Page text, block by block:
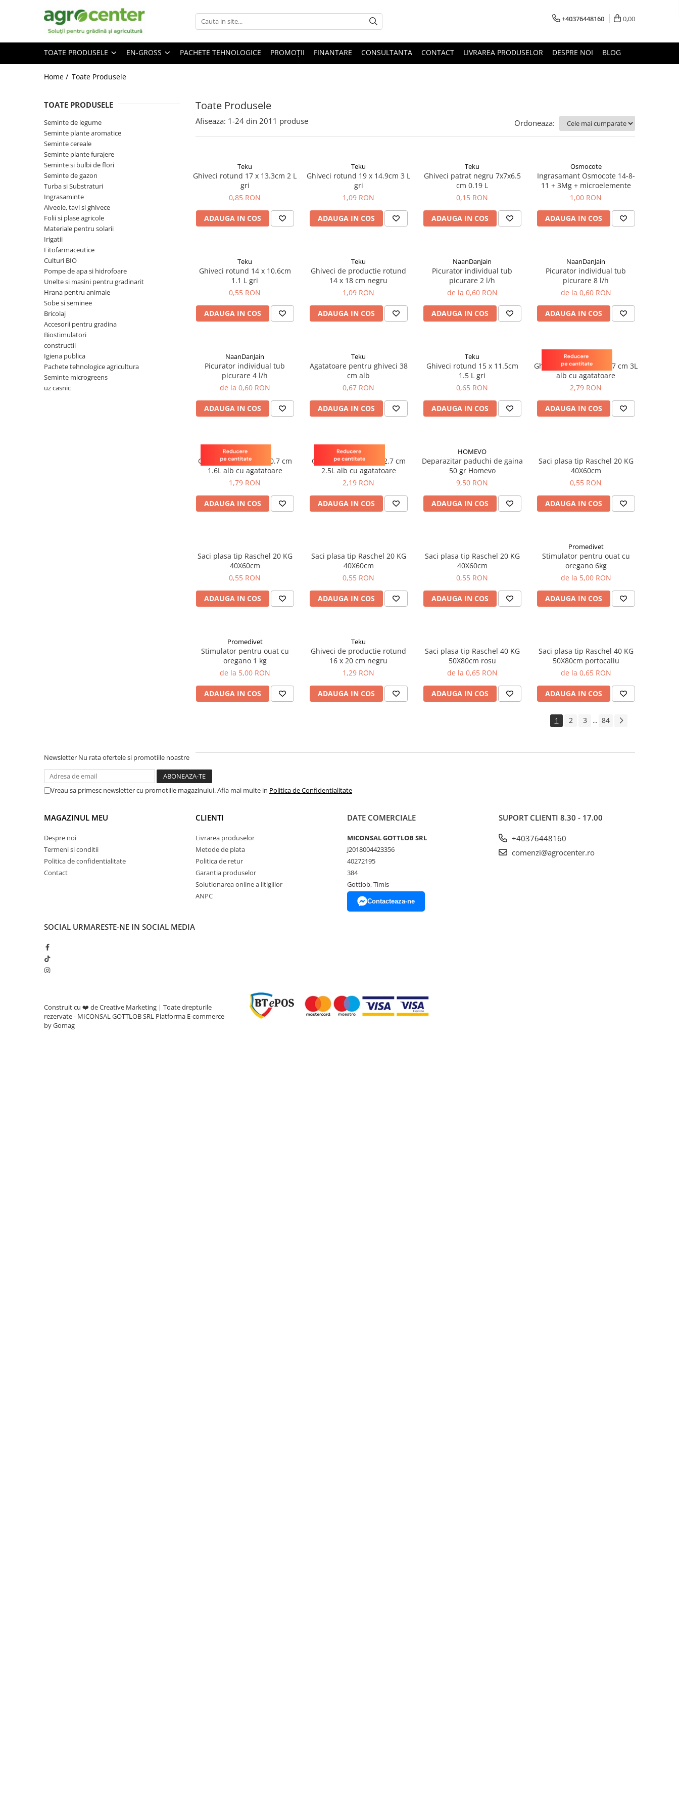
Toate Produsele
Seminte de legume
Ardei
Pepene galben
Pepene verde
Porumb dulce
Folii si plase agricole
Materiale pentru solarii
Banda de picurare
Tub picurare
Accesorii pentru irigatii
Furtun gradina
Tratament seminte
Dezinfectant de sol
Culturi BIO
Pompe de apa si hidrofoare
En-gross
Ingrasaminte
Irigatii
Plante furajere
+40376448160 0,00
TOATE PRODUSELE EN-GROSS PACHETE TEHNOLOGICE PROMOȚII FINANTARE CONSULTANTA CONTACT LIVRAREA PRODUSELOR DESPRE NOI BLOG
Home / Toate Produsele
Toate Produsele
TOATE PRODUSELE
Seminte de legume
Seminte plante aromatice
Seminte cereale
Seminte plante furajere
Seminte si bulbi de flori
Seminte de gazon
Turba si Substraturi
Ingrasaminte
Alveole, tavi si ghivece
Folii si plase agricole
Materiale pentru solarii
Irigatii
Fitofarmaceutice
Culturi BIO
Pompe de apa si hidrofoare
Unelte si masini pentru gradinarit
Hrana pentru animale
Sobe si seminee
Bricolaj
Accesorii pentru gradina
Biostimulatori
constructii
Igiena publica
Pachete tehnologice agricultura
Seminte microgreens
uz casnic
Afiseaza: 1-24 din 2011 produse Ordoneaza:
Teku
Ghiveci rotund 17 x 13.3cm 2 L
gri
0,85 RON
ADAUGA IN COS
Teku
Ghiveci rotund 19 x 14.9cm 3 L
gri
1,09 RON
ADAUGA IN COS
Teku
Ghiveci patrat negru 7x7x6.5
cm 0.19 L
0,15 RON
ADAUGA IN COS
Osmocote
Ingrasamant Osmocote 14-8-
11 + 3Mg + microelemente
1,00 RON
ADAUGA IN COS
Teku
Ghiveci rotund 14 x 10.6cm
1.1 L gri
0,55 RON
ADAUGA IN COS
Teku
Ghiveci de productie rotund
14 x 18 cm negru
1,09 RON
ADAUGA IN COS
NaanDanJain
Picurator individual tub
picurare 2 l/h
de la 0,60 RON
ADAUGA IN COS
NaanDanJain
Picurator individual tub
picurare 8 l/h
de la 0,60 RON
ADAUGA IN COS
NaanDanJain
Picurator individual tub
picurare 4 l/h
de la 0,60 RON
ADAUGA IN COS
Teku
Agatatoare pentru ghiveci 38
cm alb
0,67 RON
ADAUGA IN COS
Teku
Ghiveci rotund 15 x 11.5cm
1.5 L gri
0,65 RON
ADAUGA IN COS
Teku
Ghiveci rotund 21 x 13.7 cm 3L
alb cu agatatoare
2,79 RON
ADAUGA IN COS
Teku
Ghiveci rotund 17 x 10.7 cm
1.6L alb cu agatatoare
1,79 RON
ADAUGA IN COS
Teku
Ghiveci rotund 19 x 12.7 cm
2.5L alb cu agatatoare
2,19 RON
ADAUGA IN COS
HOMEVO
Deparazitar paduchi de gaina
50 gr Homevo
9,50 RON
ADAUGA IN COS
Saci plasa tip Raschel 20 KG
40X60cm
0,55 RON
ADAUGA IN COS
Saci plasa tip Raschel 20 KG
40X60cm
0,55 RON
ADAUGA IN COS
Saci plasa tip Raschel 20 KG
40X60cm
0,55 RON
ADAUGA IN COS
Saci plasa tip Raschel 20 KG
40X60cm
0,55 RON
ADAUGA IN COS
Promedivet
Stimulator pentru ouat cu
oregano 6kg
de la 5,00 RON
ADAUGA IN COS
Promedivet
Stimulator pentru ouat cu
oregano 1 kg
de la 5,00 RON
ADAUGA IN COS
Teku
Ghiveci de productie rotund
16 x 20 cm negru
1,29 RON
ADAUGA IN COS
Saci plasa tip Raschel 40 KG
50X80cm rosu
de la 0,65 RON
ADAUGA IN COS
Saci plasa tip Raschel 40 KG
50X80cm portocaliu
de la 0,65 RON
ADAUGA IN COS
1 2 3 ... 84
Newsletter Nu rata ofertele si promotiile noastre
Vreau sa primesc newsletter cu promotiile magazinului. Afla mai multe in Politica de Confidentialitate
MAGAZINUL MEU
Despre noi
Termeni si conditii
Politica de confidentialitate
Contact
CLIENTI
Livrarea produselor
Metode de plata
Politica de retur
Garantia produselor
Solutionarea online a litigiilor
ANPC
DATE COMERCIALE
MICONSAL GOTTLOB SRL
J2018004423356
40272195
384
Gottlob, Timis
Contacteaza-ne
SUPORT CLIENTI 8.30 - 17.00
+40376448160
comenzi@agrocenter.ro
SOCIAL URMARESTE-NE IN SOCIAL MEDIA
Construit cu ❤️ de Creative Marketing | Toate drepturile
rezervate - MICONSAL GOTTLOB SRL Platforma E-commerce
by Gomag